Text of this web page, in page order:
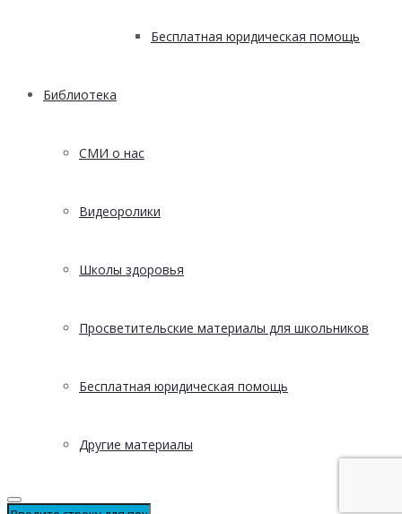
Бесплатная юридическая помощь
Библиотека
СМИ о нас
Видеоролики
Школы здоровья
Просветительские материалы для школьников
Бесплатная юридическая помощь
Другие материалы